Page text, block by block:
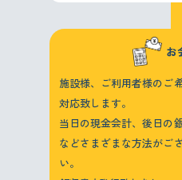
お
施設様、ご利用者様のご
対応致します。
当日の現金会計、後日の
などさまざまな方法がご
い。